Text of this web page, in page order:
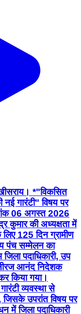
*"विकसित
नई गारंटी" विषय पर
06 अगस्त 2026
कुमार की अध्यक्षता में
125 दिन ग्रामीण
पंच सम्मेलन का
पदाधिकारी, उप
आनंद निदेशक
किया गया।
व्यवस्था से
जिसके उपरांत विषय पर
में जिला पदाधिकारी